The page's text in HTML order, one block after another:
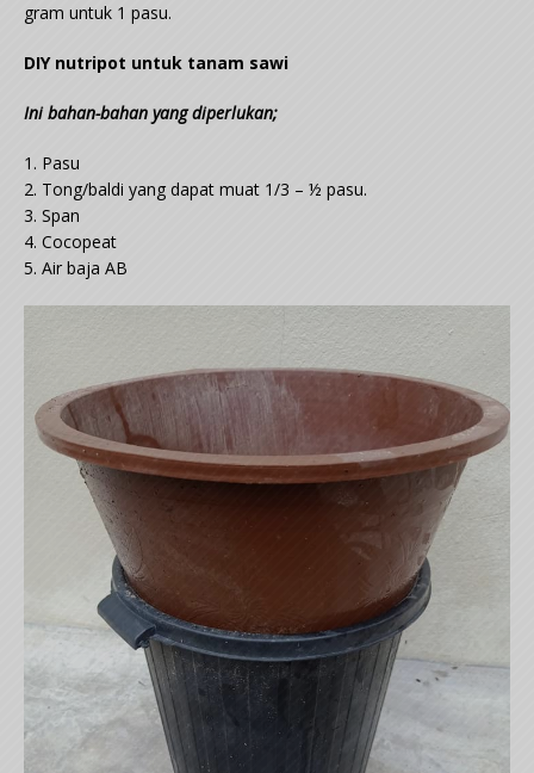
gram untuk 1 pasu.
DIY nutripot untuk tanam sawi
Ini bahan-bahan yang diperlukan;
1. Pasu
2. Tong/baldi yang dapat muat 1/3 – ½ pasu.
3. Span
4. Cocopeat
5. Air baja AB